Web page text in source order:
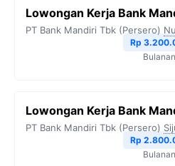
Lowongan Kerja Bank
PT Bank Mandiri Tbk (Persero)
Rp
Bulanan
Lowongan Kerja Bank
PT Bank Mandiri Tbk (Persero)
Rp
Bulanan